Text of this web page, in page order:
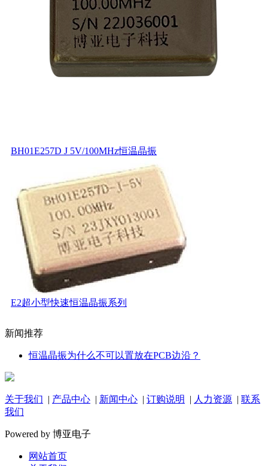
BH01E257D J 5V/100MHz恒温晶振
E2超小型快速恒温晶振系列
新闻推荐
恒温晶振为什么不可以置放在PCB边沿？
关于我们 | 产品中心 | 新闻中心 | 订购说明 | 人力资源 | 联系
我们
Powered by 博亚电子
网站首页